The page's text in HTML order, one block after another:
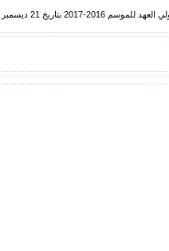
بتاريخ 21 ديسمبر 2016